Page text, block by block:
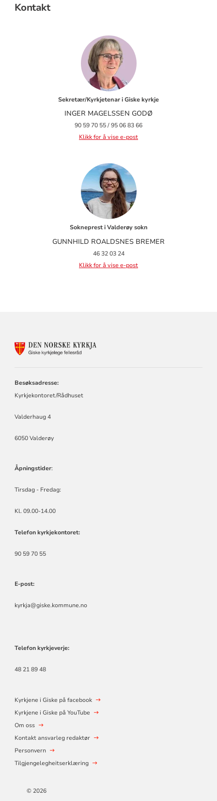
Kontakt
Sekretær/Kyrkjetenar i Giske kyrkje
INGER MAGELSSEN GODØ
90 59 70 55 / 95 06 83 66
Klikk for å vise e-post
Sokneprest i Valderøy sokn
GUNNHILD ROALDSNES BREMER
46 32 03 24
Klikk for å vise e-post
Besøksadresse:
Kyrkjekontoret/Rådhuset
Valderhaug 4
6050 Valderøy
Åpningstider:
Tirsdag - Fredag:
Kl. 09.00-14.00
Telefon kyrkjekontoret:
90 59 70 55
E-post:
kyrkja@giske.kommune.no
Telefon kyrkjeverje:
48 21 89 48
Kyrkjene i Giske på facebook
Kyrkjene i Giske på YouTube
Om oss
Kontakt ansvarleg redaktør
Personvern
Tilgjengelegheitserklæring
© 2026